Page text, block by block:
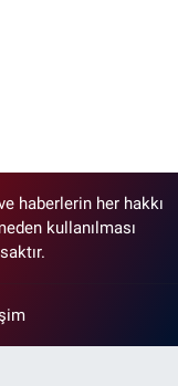
haberlerin her hakkı
kullanılması